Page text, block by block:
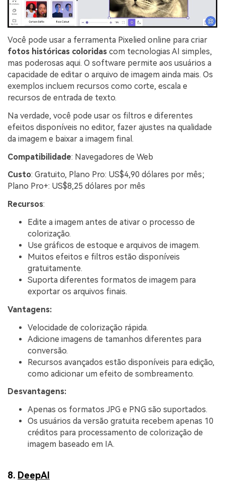
Você pode usar a ferramenta Pixelied online para criar
fotos históricas coloridas com tecnologias AI simples,
mas poderosas aqui. O software permite aos usuários a
capacidade de editar o arquivo de imagem ainda mais. Os
exemplos incluem recursos como corte, escala e
recursos de entrada de texto.
Na verdade, você pode usar os filtros e diferentes
efeitos disponíveis no editor, fazer ajustes na qualidade
da imagem e baixar a imagem final.
Compatibilidade: Navegadores de Web
Custo: Gratuito, Plano Pro: US$4,90 dólares por mês;
Plano Pro+: US$8,25 dólares por mês
Recursos:
Edite a imagem antes de ativar o processo de
colorização.
Use gráficos de estoque e arquivos de imagem.
Muitos efeitos e filtros estão disponíveis
gratuitamente.
Suporta diferentes formatos de imagem para
exportar os arquivos finais.
Vantagens:
Velocidade de colorização rápida.
Adicione imagens de tamanhos diferentes para
conversão.
Recursos avançados estão disponíveis para edição,
como adicionar um efeito de sombreamento.
Desvantagens:
Apenas os formatos JPG e PNG são suportados.
Os usuários da versão gratuita recebem apenas 10
créditos para processamento de colorização de
imagem baseado em IA.
8. DeepAI